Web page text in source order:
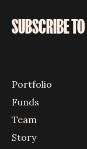
SUBSCRIBE
Portfolio
Funds
Team
Story